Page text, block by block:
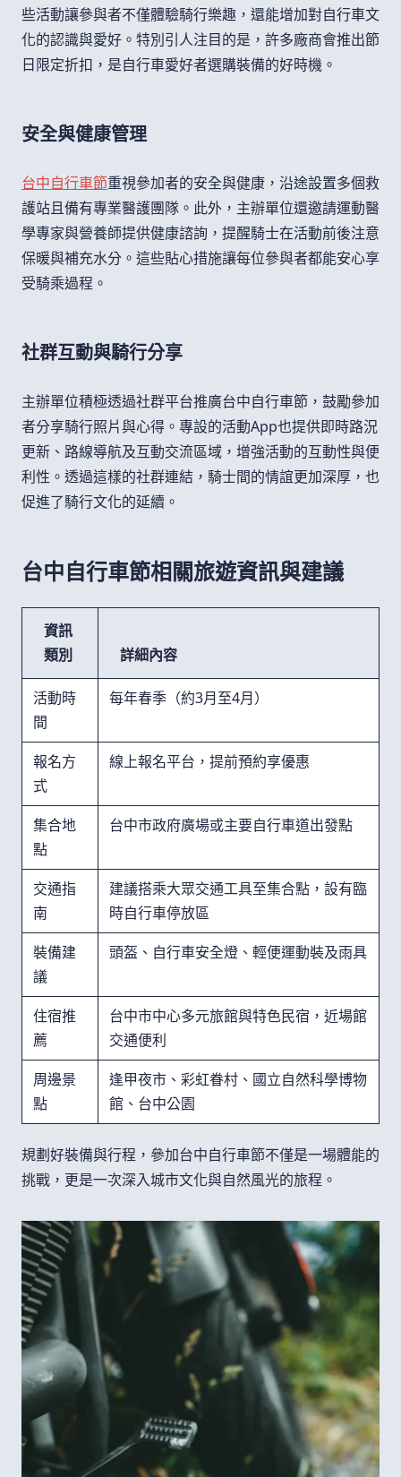
些活動讓參與者不僅體驗騎行樂趣，還能增加對自行車文
化的認識與愛好。特別引人注目的是，許多廠商會推出節
日限定折扣，是自行車愛好者選購裝備的好時機。
安全與健康管理
台中自行車節重視參加者的安全與健康，沿途設置多個救
護站且備有專業醫護團隊。此外，主辦單位還邀請運動醫
學專家與營養師提供健康諮詢，提醒騎士在活動前後注意
保暖與補充水分。這些貼心措施讓每位參與者都能安心享
受騎乘過程。
社群互動與騎行分享
主辦單位積極透過社群平台推廣台中自行車節，鼓勵參加
者分享騎行照片與心得。專設的活動App也提供即時路況
更新、路線導航及互動交流區域，增強活動的互動性與便
利性。透過這樣的社群連結，騎士間的情誼更加深厚，也
促進了騎行文化的延續。
台中自行車節相關旅遊資訊與建議
資訊
類別
詳細內容
活動時
間
每年春季（約3月至4月）
報名方
式
線上報名平台，提前預約享優惠
集合地
點
台中市政府廣場或主要自行車道出發點
交通指
南
建議搭乘大眾交通工具至集合點，設有臨
時自行車停放區
裝備建
議
頭盔、自行車安全燈、輕便運動裝及雨具
住宿推
薦
台中市中心多元旅館與特色民宿，近場館
交通便利
周邊景
點
逢甲夜市、彩虹眷村、國立自然科學博物
館、台中公園
規劃好裝備與行程，參加台中自行車節不僅是一場體能的
挑戰，更是一次深入城市文化與自然風光的旅程。